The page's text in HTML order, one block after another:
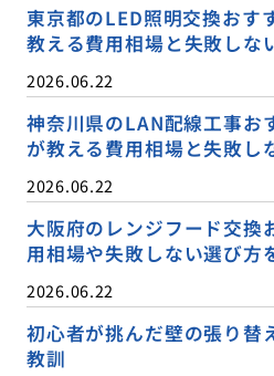
東京都のLED照明交換おす
教える費用相場と失敗しな
2026.06.22
神奈川県のLAN配線工事お
が教える費用相場と失敗し
2026.06.22
大阪府のレンジフード交換
用相場や失敗しない選び方
2026.06.22
初心者が挑んだ壁の張り替
教訓